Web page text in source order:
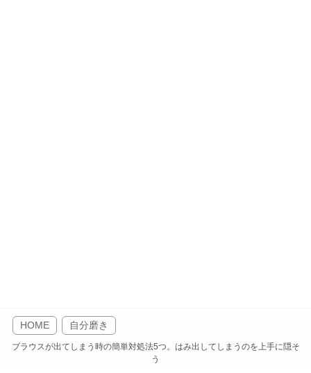
HOME 自分磨き
ブラウスが出てしまう時の簡単対処法5つ。はみ出してしまうのを上手に隠そ
う